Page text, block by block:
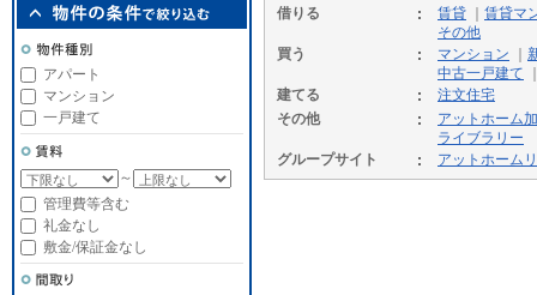
借りる
賃貸
賃貸マ
その他
買う
マンション
中古一戸建て
建てる
注文住宅
その他
アットホーム
ライブラリー
グループサイト
アットホーム
アパート
マンション
一戸建て
～
管理費等含む
礼金なし
敷金/保証金なし